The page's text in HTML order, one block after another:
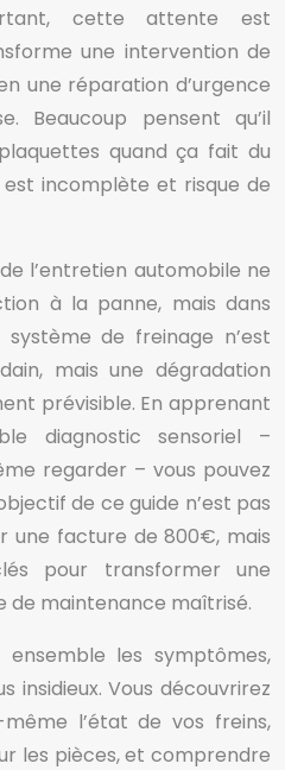
cette attente est
une intervention de
une réparation d’urgence
Beaucoup pensent qu’il
quand ça fait du
incomplète et risque de
l’entretien automobile ne
à la panne, mais dans
système de freinage n’est
mais une dégradation
prévisible. En apprenant
diagnostic sensoriel –
regarder – vous pouvez
de ce guide n’est pas
une facture de 800€, mais
pour transformer une
de maintenance maîtrisé.
ensemble les symptômes,
insidieux. Vous découvrirez
l’état de vos freins,
les pièces, et comprendre